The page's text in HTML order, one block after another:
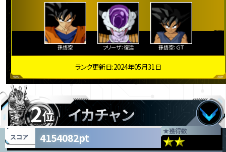
孫悟空 フリーザ：復活 孫悟空：ＧＴ
ランク更新日:2024年05月31日
2位 イカチャン
★獲得数
スコア 4154082pt